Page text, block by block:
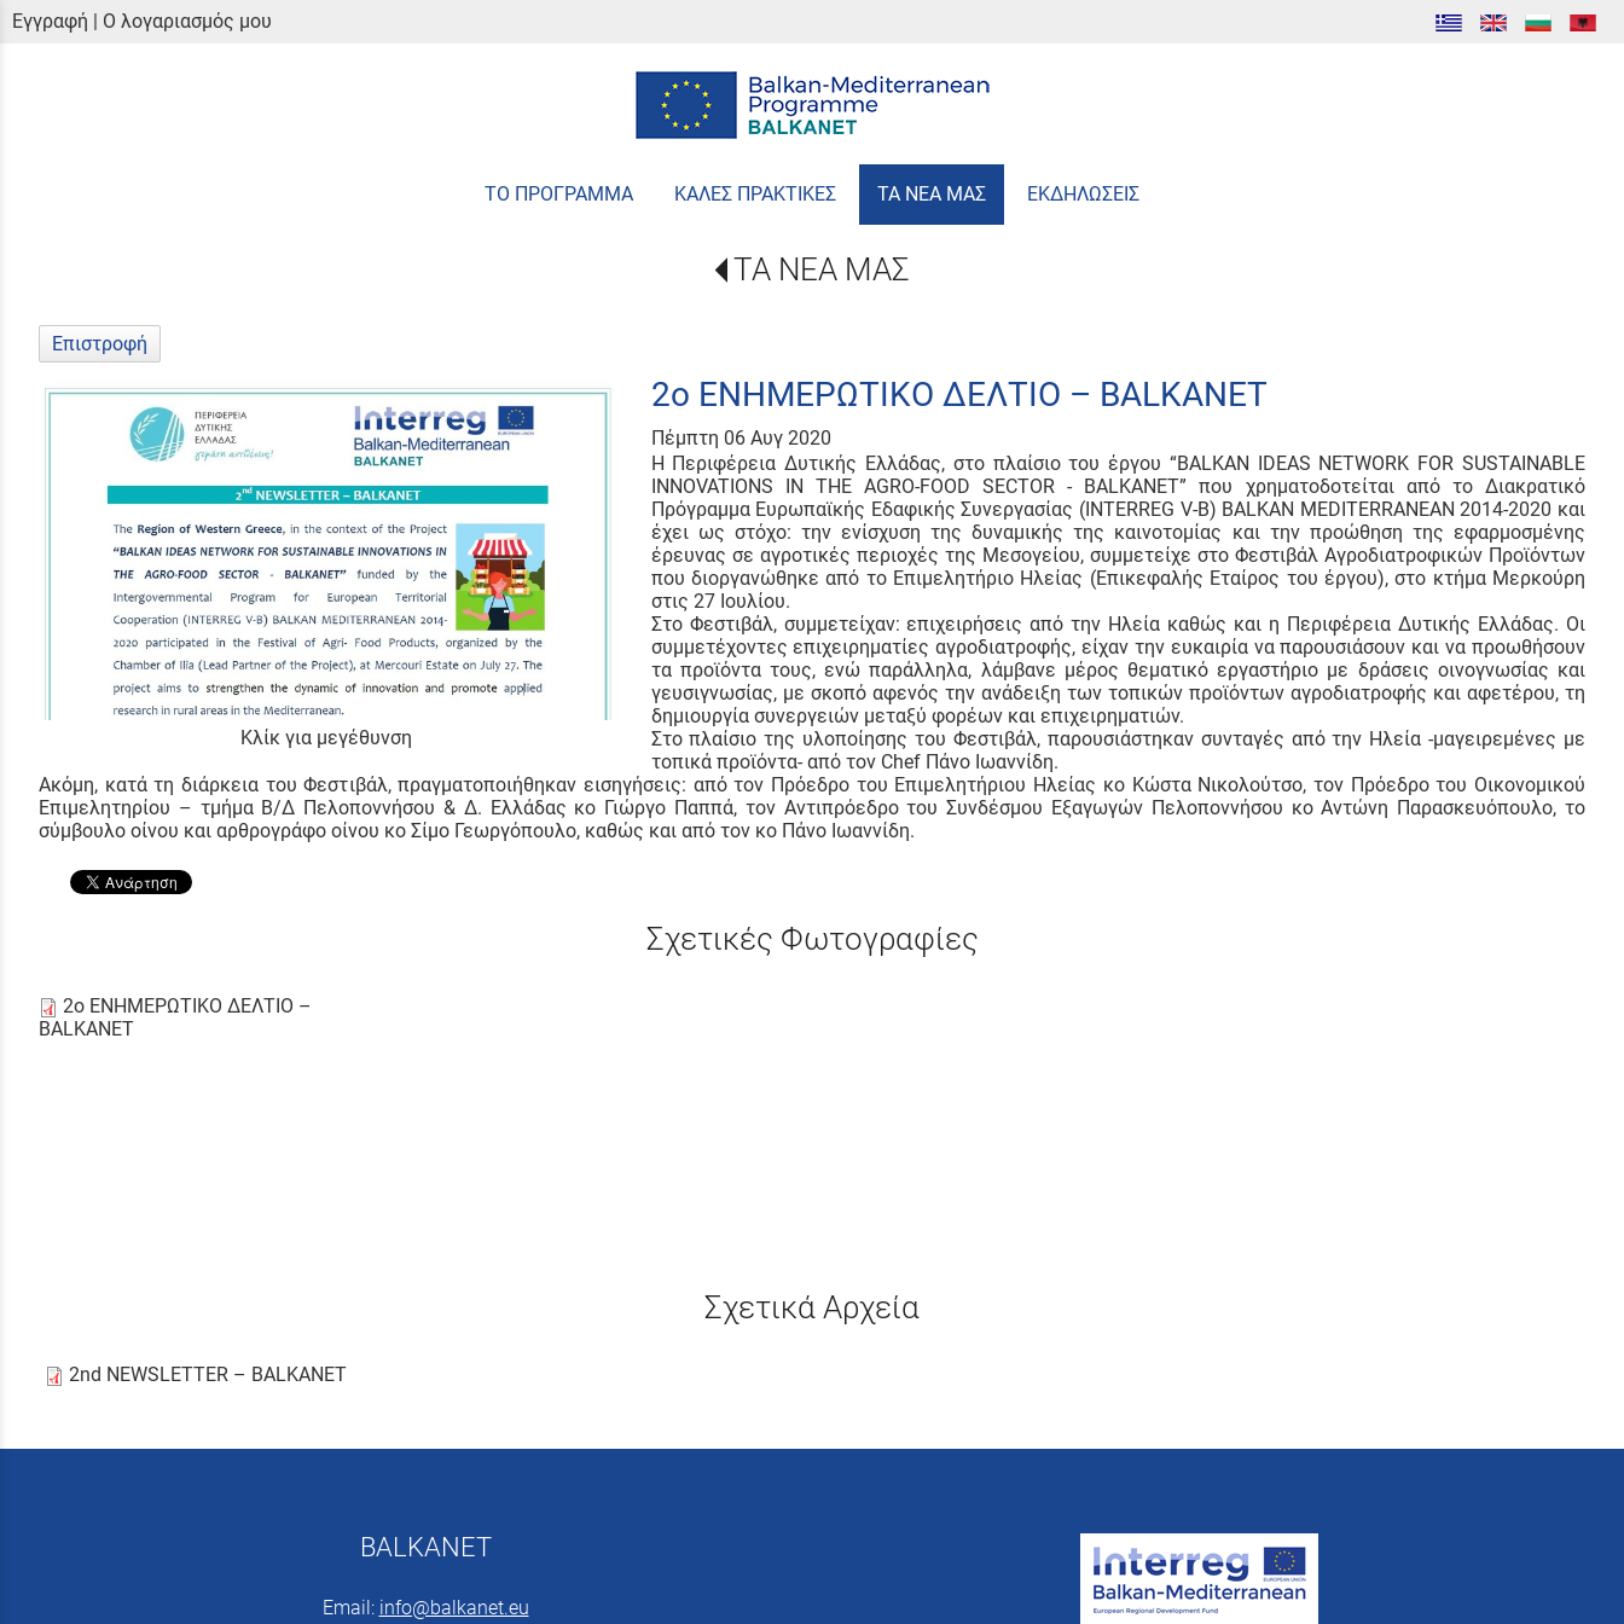
Εγγραφή | Ο λογαριασμός μου
ΤΟ ΠΡΟΓΡΑΜΜΑ ΚΑΛΕΣ ΠΡΑΚΤΙΚΕΣ ΤΑ ΝΕΑ ΜΑΣ ΕΚΔΗΛΩΣΕΙΣ
ΤΑ ΝΕΑ ΜΑΣ
Επιστροφή
Κλίκ για μεγέθυνση
2ο ΕΝΗΜΕΡΩΤΙΚΟ ΔΕΛΤΙΟ – BALKANET
Πέμπτη 06 Αυγ 2020
Η Περιφέρεια Δυτικής Ελλάδας, στο πλαίσιο του έργου “BALKAN IDEAS NETWORK FOR SUSTAINABLE
INNOVATIONS IN THE AGRO-FOOD SECTOR - BALKANET” που χρηματοδοτείται από το Διακρατικό
Πρόγραμμα Ευρωπαϊκής Εδαφικής Συνεργασίας (INTERREG V-B) BALKAN MEDITERRANEAN 2014-2020 και
έχει ως στόχο: την ενίσχυση της δυναμικής της καινοτομίας και την προώθηση της εφαρμοσμένης
έρευνας σε αγροτικές περιοχές της Μεσογείου, συμμετείχε στο Φεστιβάλ Αγροδιατροφικών Προϊόντων
που διοργανώθηκε από το Επιμελητήριο Ηλείας (Επικεφαλής Εταίρος του έργου), στο κτήμα Μερκούρη
στις 27 Ιουλίου.
Στο Φεστιβάλ, συμμετείχαν: επιχειρήσεις από την Ηλεία καθώς και η Περιφέρεια Δυτικής Ελλάδας. Οι
συμμετέχοντες επιχειρηματίες αγροδιατροφής, είχαν την ευκαιρία να παρουσιάσουν και να προωθήσουν
τα προϊόντα τους, ενώ παράλληλα, λάμβανε μέρος θεματικό εργαστήριο με δράσεις οινογνωσίας και
γευσιγνωσίας, με σκοπό αφενός την ανάδειξη των τοπικών προϊόντων αγροδιατροφής και αφετέρου, τη
δημιουργία συνεργειών μεταξύ φορέων και επιχειρηματιών.
Στο πλαίσιο της υλοποίησης του Φεστιβάλ, παρουσιάστηκαν συνταγές από την Ηλεία -μαγειρεμένες με
τοπικά προϊόντα- από τον Chef Πάνο Ιωαννίδη.
Ακόμη, κατά τη διάρκεια του Φεστιβάλ, πραγματοποιήθηκαν εισηγήσεις: από τον Πρόεδρο του Επιμελητήριου Ηλείας κο Κώστα Νικολούτσο, τον Πρόεδρο του Οικονομικού
Επιμελητηρίου – τμήμα Β/Δ Πελοποννήσου & Δ. Ελλάδας κο Γιώργο Παππά, τον Αντιπρόεδρο του Συνδέσμου Εξαγωγών Πελοποννήσου κο Αντώνη Παρασκευόπουλο, το
σύμβουλο οίνου και αρθρογράφο οίνου κο Σίμο Γεωργόπουλο, καθώς και από τον κο Πάνο Ιωαννίδη.
Σχετικές Φωτογραφίες
2ο ΕΝΗΜΕΡΩΤΙΚΟ ΔΕΛΤΙΟ –
BALKANET
Σχετικά Αρχεία
2nd NEWSLETTER – BALKANET
BALKANET
Email: info@balkanet.eu